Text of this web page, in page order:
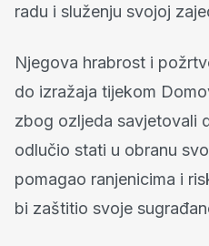
radu i služenju svojoj
Njegova hrabrost i
do izražaja tijekom
zbog ozljeda savjetovali
odlučio stati u obranu
pomagao ranjenicima i
bi zaštitio svoje